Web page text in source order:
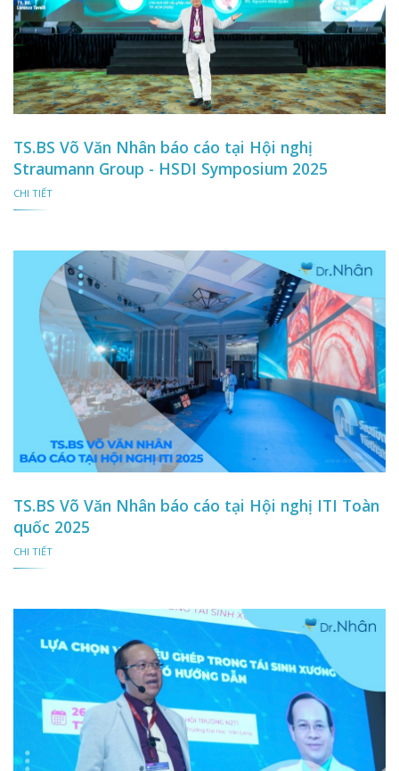
TS.BS Võ Văn Nhân báo cáo tại Hội nghị
Straumann Group - HSDI Symposium 2025
CHI TIẾT
TS.BS Võ Văn Nhân báo cáo tại Hội nghị ITI Toàn
quốc 2025
CHI TIẾT